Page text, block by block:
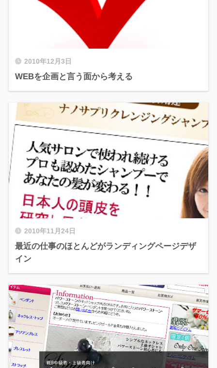
2010年12月3日
WEBを企画と言う面から考える
2010年11月24日
最近の仕事のほとんどがランディングページデザ
イン